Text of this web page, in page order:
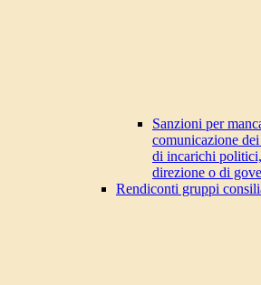
Sanzioni per
comunicazione
di incarichi
direzione o di
Rendiconti gruppi